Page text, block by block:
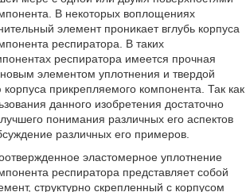
В некоторых воплощениях
элемент проникает вглубь корпуса
респиратора. В таких
респиратора имеется прочная
элементом уплотнения и твердой
прикрепляемого компонента. Так как
данного изобретения достаточно
понимания различных его аспектов
различных его примеров.
эластомерное уплотнение
респиратора представляет собой
структурно скрепленный с корпусом